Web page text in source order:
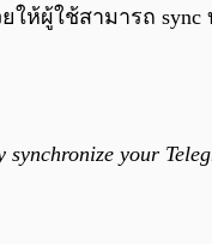
ห้ผู้ใช้สามารถ
your